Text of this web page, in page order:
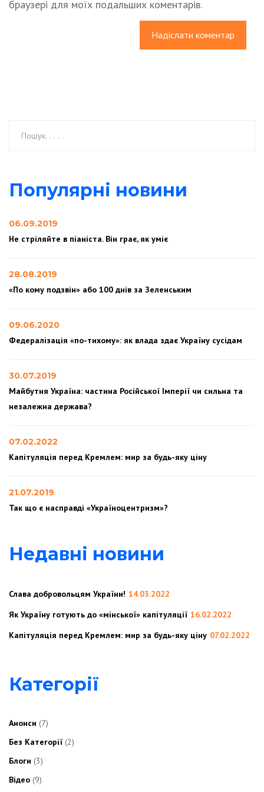
браузері для моїх подальших коментарів.
Популярні новини
06.09.2019
Не стріляйте в піаніста. Він грає, як уміє
28.08.2019
«По кому подзвін» або 100 днів за Зеленським
09.06.2020
Федералізація «по-тихому»: як влада здає Україну сусідам
30.07.2019
Майбутня Україна: частина Російської Імперії чи сильна та
незалежна держава?
07.02.2022
Капітуляція перед Кремлем: мир за будь-яку ціну
21.07.2019
Так що є насправді «Україноцентризм»?
Недавні новини
Слава добровольцям України! 14.03.2022
Як Україну готують до «мінської» капітуляції 16.02.2022
Капітуляція перед Кремлем: мир за будь-яку ціну 07.02.2022
Категорії
Анонси (7)
Без Категорії (2)
Блоги (3)
Відео (9)